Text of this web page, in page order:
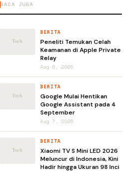
BACA JUGA
BERITA
Peneliti Temukan Celah
Keamanan di Apple Private
Relay
Aug 6, 2026
BERITA
Google Mulai Hentikan
Google Assistant pada 4
September
Aug 7, 2026
BERITA
Xiaomi TV S Mini LED 2026
Meluncur di Indonesia, Kini
Hadir hingga Ukuran 98 Inci